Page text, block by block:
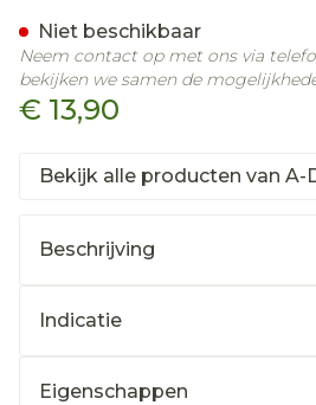
€ 13,90
Niet beschikbaar
Neem contact op met ons via
bekijken we samen de
Bekijk alle producten van A-
Beschrijving
Indicatie
Eigenschappen